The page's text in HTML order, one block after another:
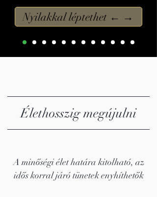
Nyilakkal léptethet ← →
Élethosszig megújulni
A minőségi élet határa kitolható, az
idős korral járó tünetek enyhíthetők